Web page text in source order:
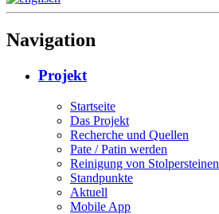
Navigation
Projekt
Startseite
Das Projekt
Recherche und Quellen
Pate / Patin werden
Reinigung von Stolpersteinen
Standpunkte
Aktuell
Mobile App